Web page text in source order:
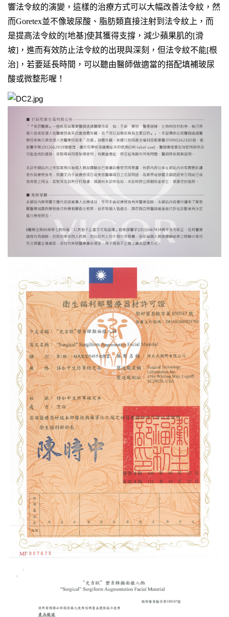
響法令紋的演變，這樣的治療方式可以大幅改善法令紋，然
而Goretex並不像玻尿酸、脂肪類直接注射到法令紋上， 而
是提高法令紋的[地基]使其獲得支撐，減少蘋果肌的[滑
坡]，進而有效防止法令紋的出現與深刻， 但法令紋不能[根
治]，若要延長時間，可以聽由醫師做適當的搭配填補玻尿
酸或微整形喔！